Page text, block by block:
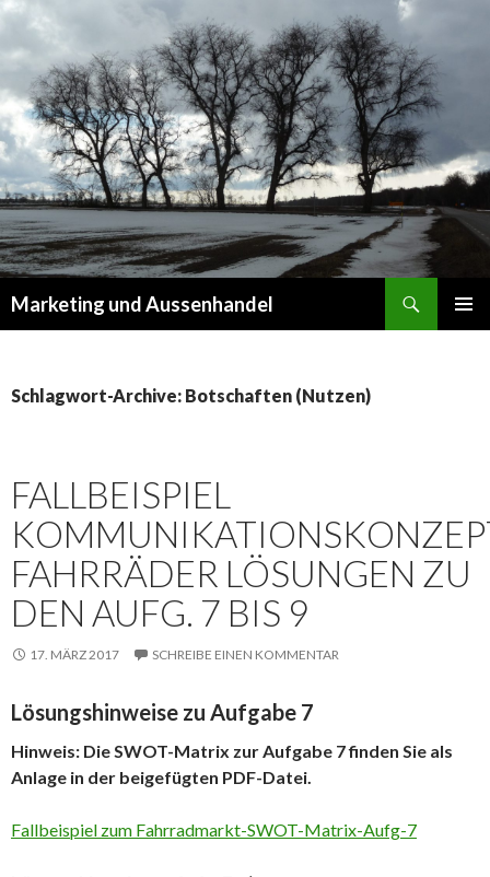
Marketing und Aussenhandel
Schlagwort-Archive: Botschaften (Nutzen)
FALLBEISPIEL
FAHRRÄDER LÖSUNGEN ZU
DEN AUFG. 7 BIS 9
17. MÄRZ 2017 SCHREIBE EINEN KOMMENTAR
Lösungshinweise zu Aufgabe 7
Hinweis: Die SWOT-Matrix zur Aufgabe 7 finden Sie als
Anlage in der beigefügten PDF-Datei.
Fallbeispiel zum Fahrradmarkt-SWOT-Matrix-Aufg-7